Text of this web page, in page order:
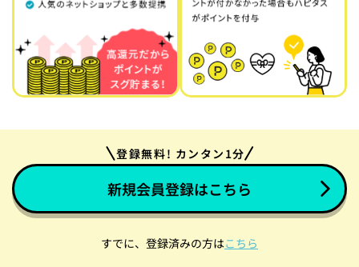
登録無料! カンタン1分
新規会員登録はこちら
すでに、登録済みの方はこちら